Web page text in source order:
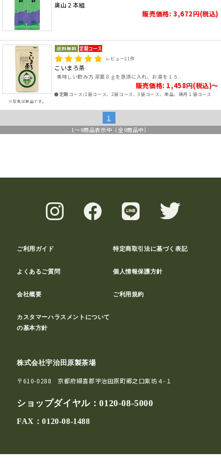
奥山２本組
販売価格: 3,672円(税込)
※写真は単品です。
レビュー21件
こいまろ茶
美味しい飲み方 茶葉８ｇを急須に入れ、お湯を１５..
販売価格: 1,458円(税込)～
●定期コース/1袋コース、2袋コース、3袋コース、単品、隔月１袋コース
1
1 ～9商品表示中（全9商品中）
ご利用ガイド 特定商取引法に基づく表記
よくあるご質問 個人情報保護方針
会社概要 ご利用規約
カスタマーハラスメントについて
の基本方針
株式会社宇治田原製茶場
〒610-0288 京都府綴喜郡宇治田原町郷之口紫坊４-１
ショップダイヤル：0120-08-5000
FAX：0120-08-1488